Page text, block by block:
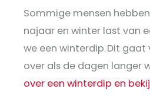
Sommige mensen
najaar en winter last van
we een winterdip. Dit gaat
over als de dagen langer
over een winterdip en